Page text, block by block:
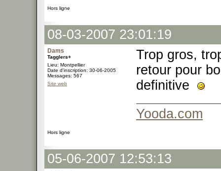
Hors ligne
08-03-2007 23:01:19
Dams
Tagglers+
Lieu: Montpellier
Date d'inscription: 30-06-2005
Messages: 567
Site web
Trop gros,
retour pour
definitive
Yooda.com
Hors ligne
05-06-2007 12:53:13